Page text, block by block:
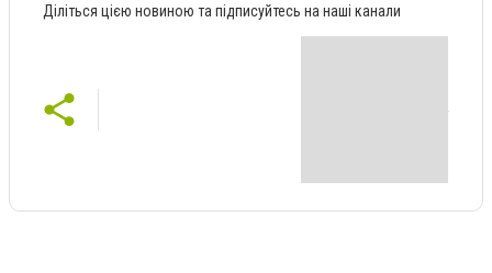
Діліться цією новиною та підписуйтесь на наші канали